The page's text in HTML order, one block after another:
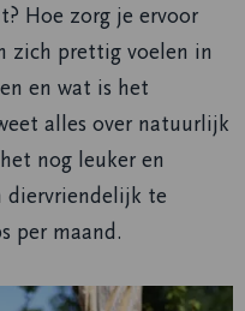
Hoe zorg je ervoor
zich prettig voelen in
en wat is het
alles over natuurlijk
nog leuker en
diervriendelijk te
per maand.